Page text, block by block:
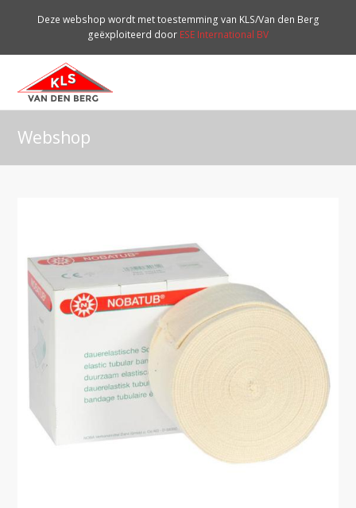
Deze webshop wordt met toestemming van KLS/Van den Berg
geëxploiteerd door ESE International BV
Webshop